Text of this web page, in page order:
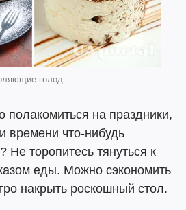
голод.
полакомиться на праздники,
времени что-нибудь
Не торопитесь тянуться к
еды. Можно сэкономить
накрыть роскошный стол.